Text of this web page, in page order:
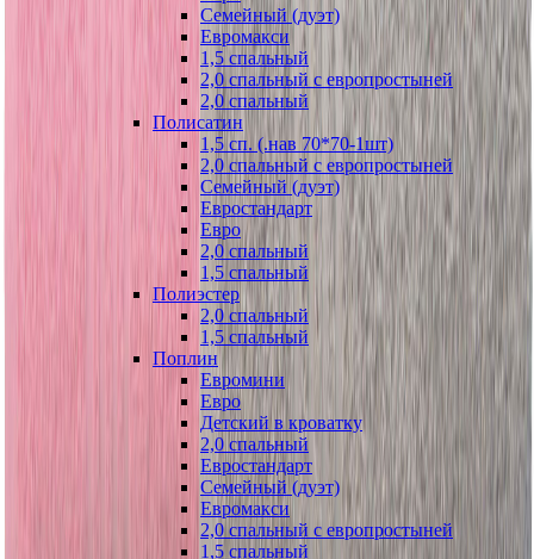
Семейный (дуэт)
Евромакси
1,5 спальный
2,0 спальный с европростыней
2,0 спальный
Полисатин
1,5 сп. (.нав 70*70-1шт)
2,0 спальный с европростыней
Семейный (дуэт)
Евростандарт
Евро
2,0 спальный
1,5 спальный
Полиэстер
2,0 спальный
1,5 спальный
Поплин
Евромини
Евро
Детский в кроватку
2,0 спальный
Евростандарт
Семейный (дуэт)
Евромакси
2,0 спальный с европростыней
1,5 спальный